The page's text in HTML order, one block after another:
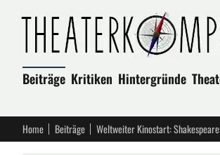
Beiträge Kritiken Hintergründe
Home Beiträge Weltweiter Kinostart: